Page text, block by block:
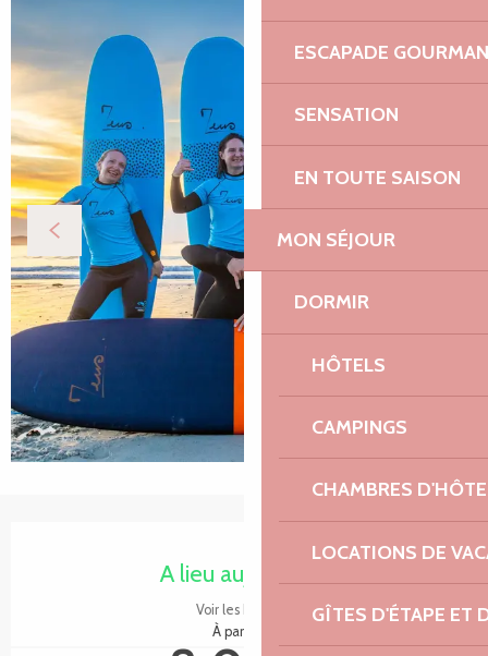
ESCAPADE
SENSATION
EN TOUTE SAISON
MON SÉJOUR
DORMIR
HÔTELS
CAMPINGS
CHAMBRES
LOCATIONS DE
GÎTES D'ÉTAPE ET
A lieu aujourd'hui
Voir les horaires
À partir de